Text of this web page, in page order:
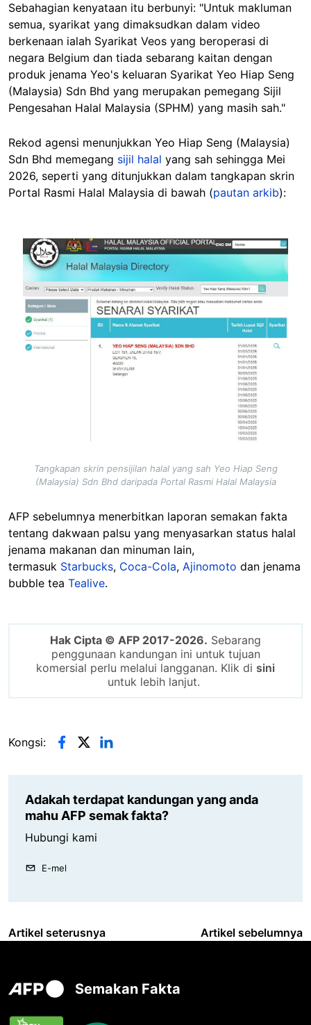
Sebahagian kenyataan itu berbunyi: "Untuk makluman
semua, syarikat yang dimaksudkan dalam video
berkenaan ialah Syarikat Veos yang beroperasi di
negara Belgium dan tiada sebarang kaitan dengan
produk jenama Yeo's keluaran Syarikat Yeo Hiap Seng
(Malaysia) Sdn Bhd yang merupakan pemegang Sijil
Pengesahan Halal Malaysia (SPHM) yang masih sah."
Rekod agensi menunjukkan Yeo Hiap Seng (Malaysia)
Sdn Bhd memegang sijil halal yang sah sehingga Mei
2026, seperti yang ditunjukkan dalam tangkapan skrin
Portal Rasmi Halal Malaysia di bawah (pautan arkib):
Image
Tangkapan skrin pensijilan halal yang sah Yeo Hiap Seng
(Malaysia) Sdn Bhd daripada Portal Rasmi Halal Malaysia
AFP sebelumnya menerbitkan laporan semakan fakta
tentang dakwaan palsu yang menyasarkan status halal
jenama makanan dan minuman lain,
termasuk Starbucks, Coca-Cola, Ajinomoto dan jenama
bubble tea Tealive.
Hak Cipta © AFP 2017-2026. Sebarang
penggunaan kandungan ini untuk tujuan
komersial perlu melalui langganan. Klik di sini
untuk lebih lanjut.
Kongsi:
Adakah terdapat kandungan yang anda
mahu AFP semak fakta?
Hubungi kami
E-mel
Artikel seterusnya Artikel sebelumnya
Semakan Fakta